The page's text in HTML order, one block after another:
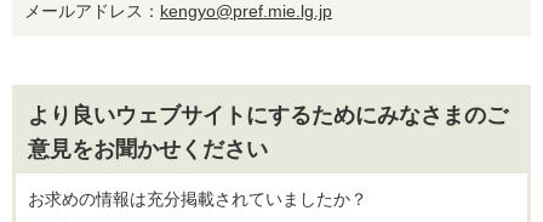
メールアドレス： kengyo@pref.mie.lg.jp
より良いウェブサイトにするためにみなさまのご
意見をお聞かせください
お求めの情報は充分掲載されていましたか？